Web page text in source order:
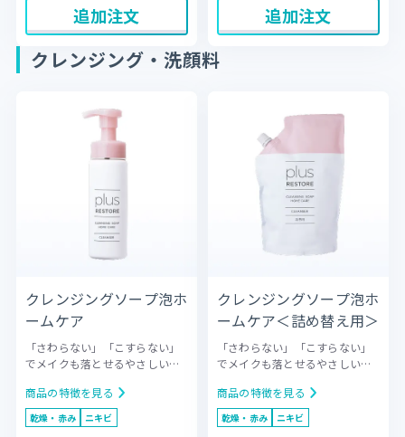
追加注文
追加注文
クレンジング・洗顔料
クレンジングソープ泡ホ
ームケア
「さわらない」「こすらない」
でメイクも落とせるやさしい泡
抑えるため、クレンジングと洗
顔が1ステップで完了する泡タイ
プ。特殊ポンプが作るやさしい
商品の特徴を見る
乾燥・赤み ニキビ
クレンジングソープ泡ホ
ームケア＜詰め替え用＞
「さわらない」「こすらない」
でメイクも落とせるやさしい泡
摩擦を最小限に抑えるため、ク
レンジングと洗顔が1ステップで
完了する泡タイプ。特殊ポンプ
商品の特徴を見る
乾燥・赤み ニキビ